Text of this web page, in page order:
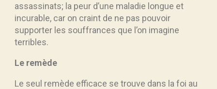
assassinats; la peur d’une maladie longue et
incurable, car on craint de ne pas pouvoir
supporter les souffrances que l’on imagine
terribles.
Le remède
Le seul remède efficace se trouve dans la foi au